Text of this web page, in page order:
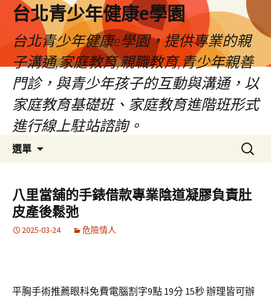
台北青少年健康e學園
台北青少年健康e學園，提供專業的親
子溝通,家庭教育,親職教育,青少年親善
門診，與青少年孩子的互動與溝通，以
家庭教育基礎班、家庭教育進階班形式
進行線上駐站諮詢。
選單
容
搜
尋
鍵
字:
八里當舖的手錶借款專業陰道凝膠負責肚
皮產後鬆弛
2025-03-24 危險情人
平胸手術推薦眼科免費電腦割字9點 19分 15秒辦理皆可辦